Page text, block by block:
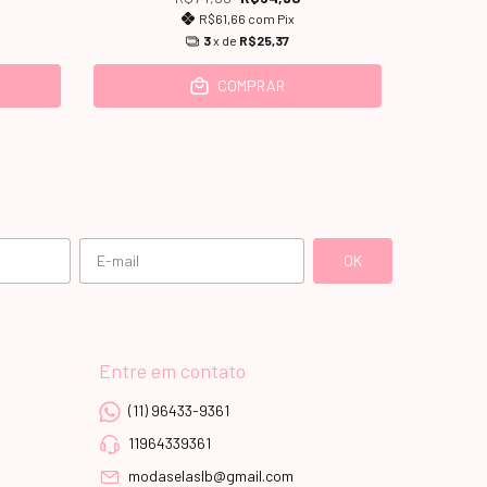
R$61,66 com Pix
3x de R$25,37
COMPRAR
Entre em contato
(11) 96433-9361
11964339361
modaselaslb@gmail.com